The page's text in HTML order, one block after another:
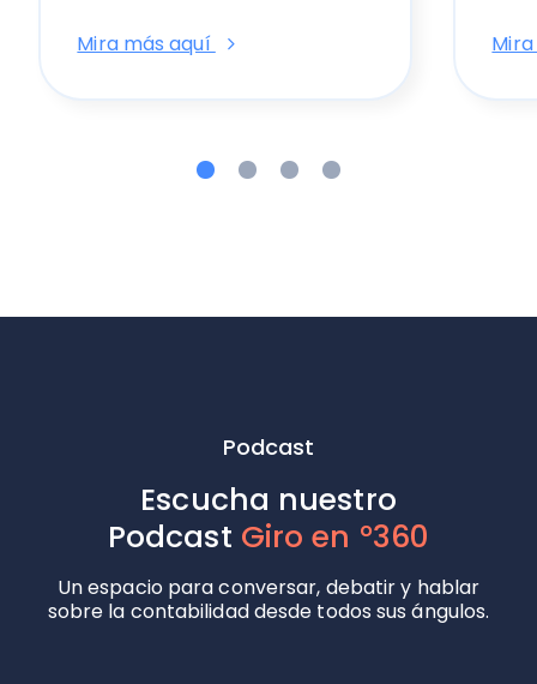
Mira más aquí
Podcast
Escucha nuestro
Podcast Giro en °360
Un espacio para conversar, debatir y hablar
sobre la contabilidad desde todos sus ángulos.